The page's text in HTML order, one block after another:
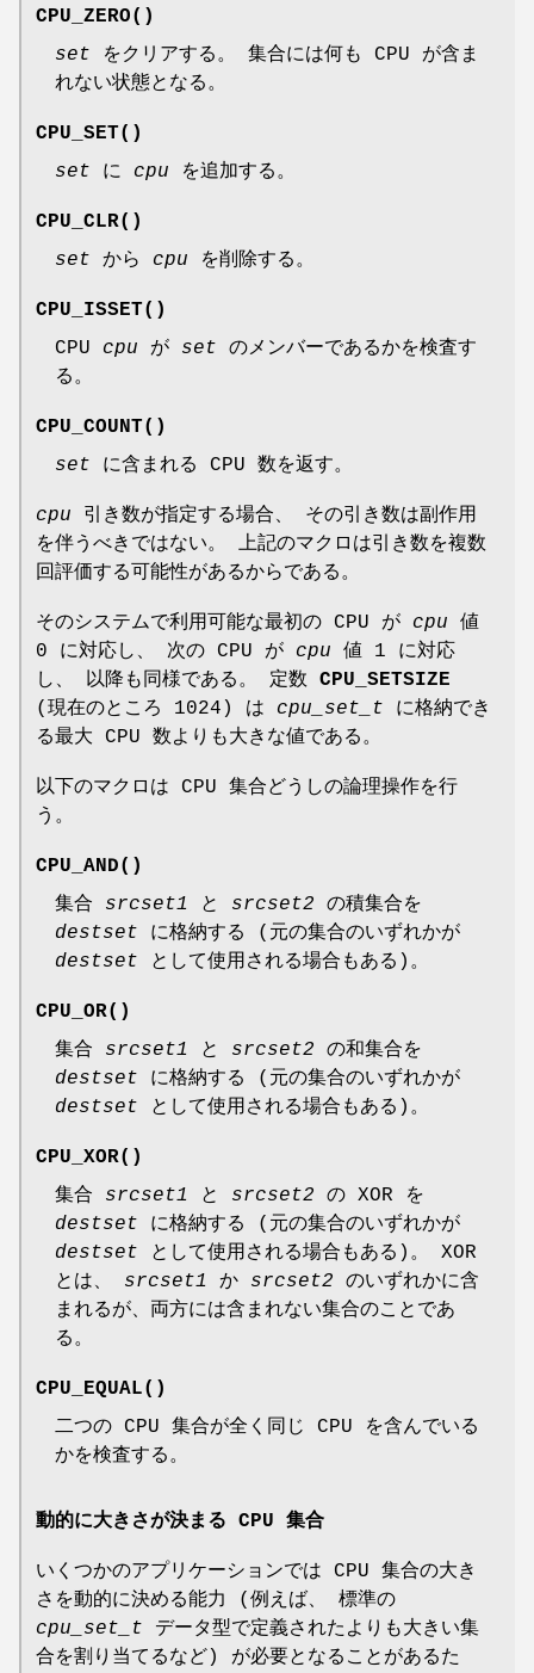
CPU_ZERO()
set をクリアする。 集合には何も CPU が含ま
れない状態となる。
CPU_SET()
set に cpu を追加する。
CPU_CLR()
set から cpu を削除する。
CPU_ISSET()
CPU cpu が set のメンバーであるかを検査す
る。
CPU_COUNT()
set に含まれる CPU 数を返す。
cpu 引き数が指定する場合、 その引き数は副作用
を伴うべきではない。 上記のマクロは引き数を複数
回評価する可能性があるからである。
そのシステムで利用可能な最初の CPU が cpu 値
0 に対応し、 次の CPU が cpu 値 1 に対応
し、 以降も同様である。 定数 CPU_SETSIZE
(現在のところ 1024) は cpu_set_t に格納でき
る最大 CPU 数よりも大きな値である。
以下のマクロは CPU 集合どうしの論理操作を行
う。
CPU_AND()
集合 srcset1 と srcset2 の積集合を
destset に格納する (元の集合のいずれかが
destset として使用される場合もある)。
CPU_OR()
集合 srcset1 と srcset2 の和集合を
destset に格納する (元の集合のいずれかが
destset として使用される場合もある)。
CPU_XOR()
集合 srcset1 と srcset2 の XOR を
destset に格納する (元の集合のいずれかが
destset として使用される場合もある)。 XOR
とは、 srcset1 か srcset2 のいずれかに含
まれるが、両方には含まれない集合のことであ
る。
CPU_EQUAL()
二つの CPU 集合が全く同じ CPU を含んでいる
かを検査する。
動的に大きさが決まる CPU 集合
いくつかのアプリケーションでは CPU 集合の大き
さを動的に決める能力 (例えば、 標準の
cpu_set_t データ型で定義されたよりも大きい集
合を割り当てるなど) が必要となることがあるた